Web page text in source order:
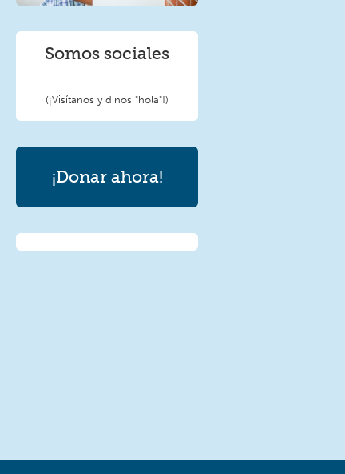
Somos sociales
(¡Visítanos y dinos "hola"!)
¡Donar ahora!